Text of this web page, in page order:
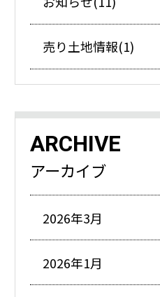
売り土地情報(1)
ARCHIVE
アーカイブ
2026年3月
2026年1月